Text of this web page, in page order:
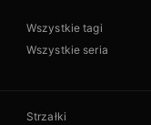
Wszystkie tagi
Wszystkie seria
Strzałki